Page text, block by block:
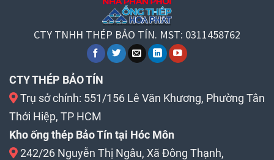
CTY TNHH THÉP BẢO TÍN. MST: 0311458762
CTY THÉP BẢO TÍN
Trụ sở chính: 551/156 Lê Văn Khương, Phường Tân
Thới Hiệp, TP HCM
Kho ống thép Bảo Tín tại Hóc Môn
242/26 Nguyễn Thị Ngâu, Xã Đông Thạnh,